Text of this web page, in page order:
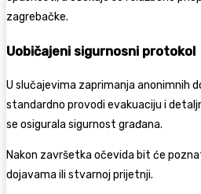
zagrebačke.
Uobičajeni sigurnosni protokol
U slučajevima zaprimanja anonimnih
standardno provodi evakuaciju i
se osigurala sigurnost građana.
Nakon završetka očevida bit će
dojavama ili stvarnoj prijetnji.